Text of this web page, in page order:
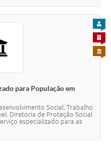
para População em
Social, Trabalho
Diretoria de Proteção Social
especializado para as
PARA
PARA